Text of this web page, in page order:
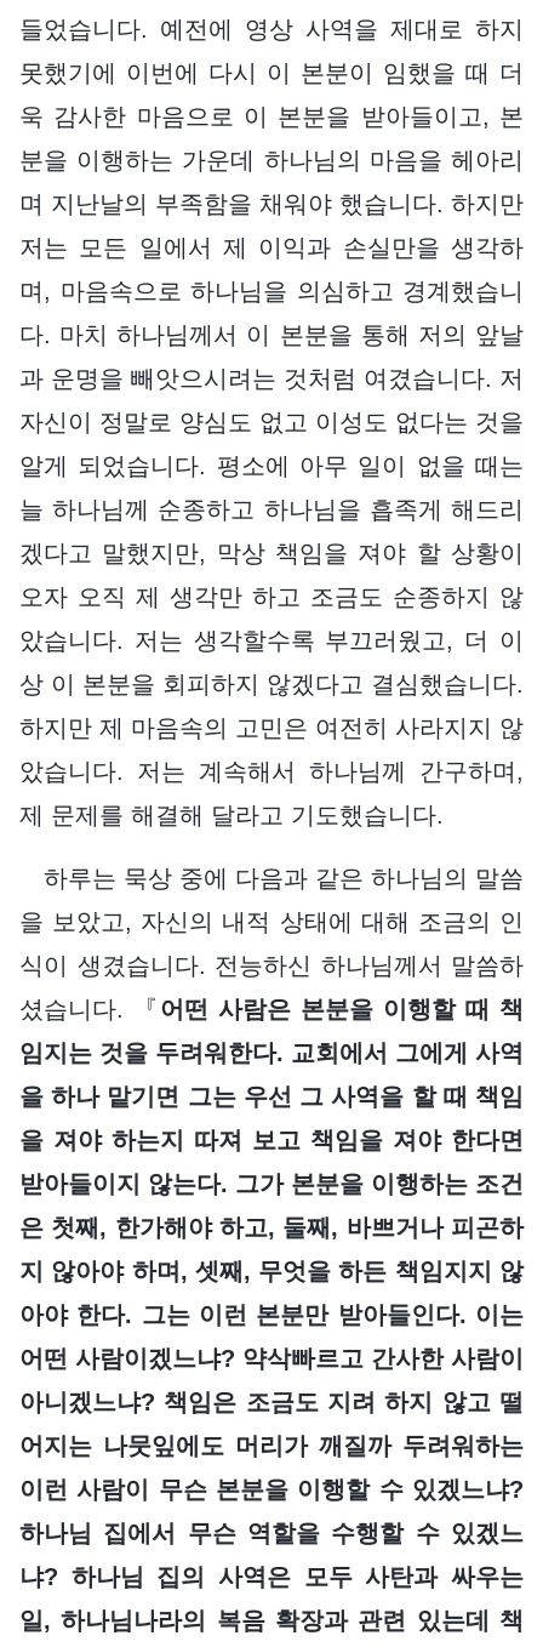
들었습니다. 예전에 영상 사역을 제대로 하지
못했기에 이번에 다시 이 본분이 임했을 때 더
욱 감사한 마음으로 이 본분을 받아들이고, 본
분을 이행하는 가운데 하나님의 마음을 헤아리
며 지난날의 부족함을 채워야 했습니다. 하지만
저는 모든 일에서 제 이익과 손실만을 생각하
며, 마음속으로 하나님을 의심하고 경계했습니
다. 마치 하나님께서 이 본분을 통해 저의 앞날
과 운명을 빼앗으시려는 것처럼 여겼습니다. 저
자신이 정말로 양심도 없고 이성도 없다는 것을
알게 되었습니다. 평소에 아무 일이 없을 때는
늘 하나님께 순종하고 하나님을 흡족게 해드리
겠다고 말했지만, 막상 책임을 져야 할 상황이
오자 오직 제 생각만 하고 조금도 순종하지 않
았습니다. 저는 생각할수록 부끄러웠고, 더 이
상 이 본분을 회피하지 않겠다고 결심했습니다.
하지만 제 마음속의 고민은 여전히 사라지지 않
았습니다. 저는 계속해서 하나님께 간구하며,
제 문제를 해결해 달라고 기도했습니다.
하루는 묵상 중에 다음과 같은 하나님의 말씀
을 보았고, 자신의 내적 상태에 대해 조금의 인
식이 생겼습니다. 전능하신 하나님께서 말씀하
셨습니다. 『 어떤 사람은 본분을 이행할 때 책
임지는 것을 두려워한다. 교회에서 그에게 사역
을 하나 맡기면 그는 우선 그 사역을 할 때 책임
을 져야 하는지 따져 보고 책임을 져야 한다면
받아들이지 않는다. 그가 본분을 이행하는 조건
은 첫째, 한가해야 하고, 둘째, 바쁘거나 피곤하
지 않아야 하며, 셋째, 무엇을 하든 책임지지 않
아야 한다. 그는 이런 본분만 받아들인다. 이는
어떤 사람이겠느냐? 약삭빠르고 간사한 사람이
아니겠느냐? 책임은 조금도 지려 하지 않고 떨
어지는 나뭇잎에도 머리가 깨질까 두려워하는
이런 사람이 무슨 본분을 이행할 수 있겠느냐?
하나님 집에서 무슨 역할을 수행할 수 있겠느
냐? 하나님 집의 사역은 모두 사탄과 싸우는
일, 하나님나라의 복음 확장과 관련 있는데 책